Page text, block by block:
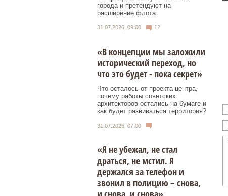
города и претендуют на
расширение флота.
31.07.2026, 09:00 12
«В концепции мы заложили
исторический переход, но
что это будет - пока секрет»
Что осталось от проекта центра,
почему работы советских
архитекторов остались на бумаге и
как будет развиваться территория?
31.07.2026, 07:00
«Я не убежал, не стал
драться, не мстил. Я
держался за телефон и
звонил в полицию – снова,